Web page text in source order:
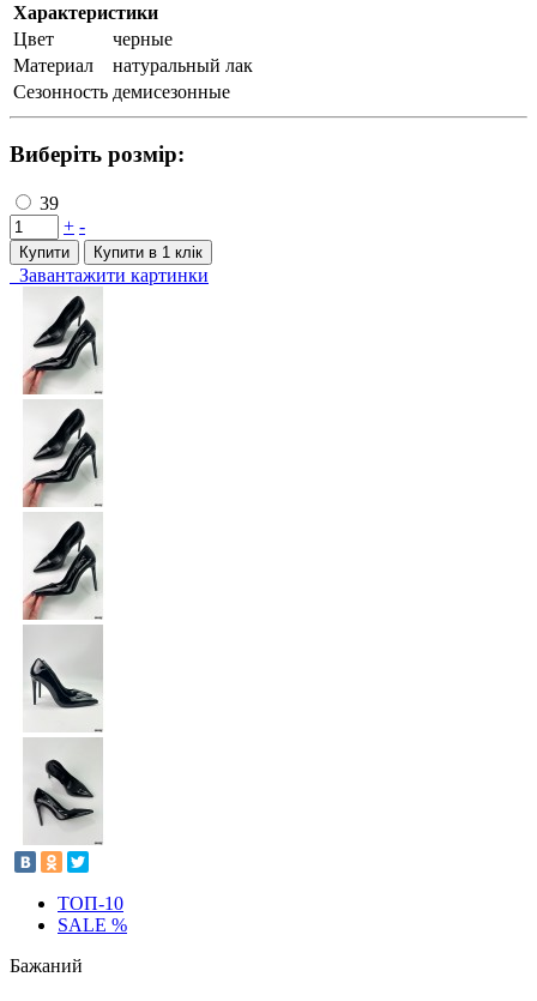
Характеристики
Цвет
черные
Материал
натуральный лак
Сезонность демисезонные
Виберіть розмір:
39
+ -
Купити Купити в 1 клiк
Завантажити картинки
ТОП-10
SALE %
Бажаний